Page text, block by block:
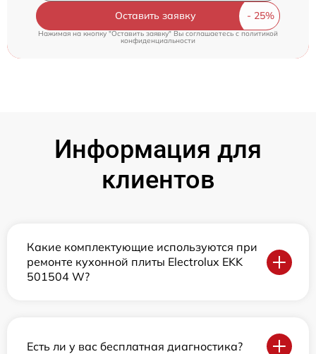
Оставить заявку
Нажимая на кнопку "Оставить заявку" Вы соглашаетесь c политикой
конфиденциальности
Информация для
клиентов
Какие комплектующие используются при
ремонте кухонной плиты Electrolux EKK
501504 W?
Есть ли у вас бесплатная диагностика?